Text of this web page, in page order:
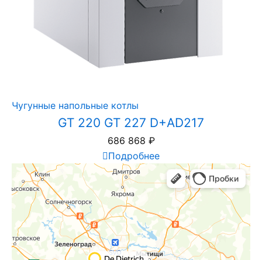
Чугунные напольные котлы
GT 220 GT 227 D+AD217
686 868 ₽
Подробнее